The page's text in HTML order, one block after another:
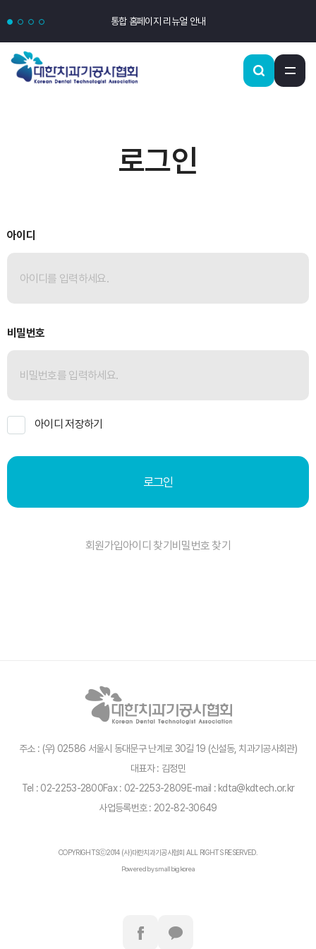
통합 홈페이지 리뉴얼 안내
로그인
아이디
비밀번호
아이디 저장하기
로그인
회원가입아이디 찾기비밀번호 찾기
주소 : (우) 02586 서울시 동대문구 난계로 30길 19 (신설동, 치과기공사회관)
대표자 : 김정민
Tel : 02-2253-2800Fax : 02-2253-2809E-mail : kdta@kdtech.or.kr
사업등록번호 : 202-82-30649
COPYRIGHTSⓒ2014 (사)대한치과기공사협회 ALL RIGHTS RESERVED.
Powered by smallbigkorea